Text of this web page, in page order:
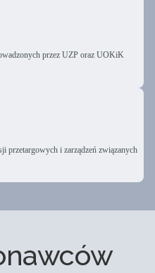
przez UZP oraz UOKiK
przetargowych i zarządzeń związanych